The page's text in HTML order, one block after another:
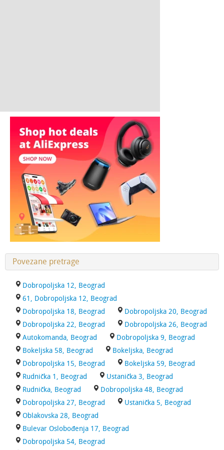
Povezane pretrage
Dobropoljska 12, Beograd
61, Dobropoljska 12, Beograd
Dobropoljska 18, Beograd
Dobropoljska 20, Beograd
Dobropoljska 22, Beograd
Dobropoljska 26, Beograd
Autokomanda, Beograd
Dobropoljska 9, Beograd
Bokeljska 58, Beograd
Bokeljska, Beograd
Dobropoljska 15, Beograd
Bokeljska 59, Beograd
Rudnička 1, Beograd
Ustanička 3, Beograd
Rudnička, Beograd
Dobropoljska 48, Beograd
Dobropoljska 27, Beograd
Ustanička 5, Beograd
Oblakovska 28, Beograd
Bulevar Oslobođenja 17, Beograd
Dobropoljska 54, Beograd